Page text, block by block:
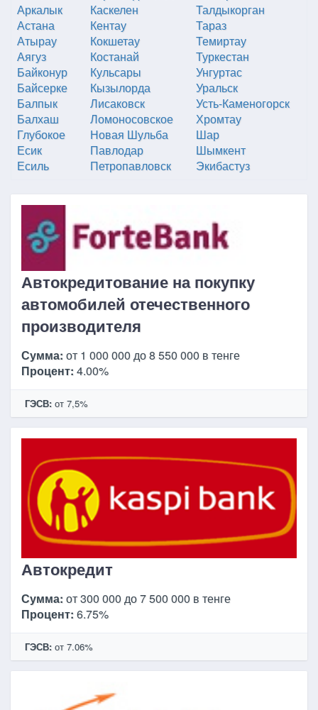
Аркалык
Астана
Атырау
Аягуз
Байконур
Байсерке
Балпык
Балхаш
Глубокое
Есик
Есиль
Каскелен
Кентау
Кокшетау
Костанай
Кульсары
Кызылорда
Лисаковск
Ломоносовское
Новая Шульба
Павлодар
Петропавловск
Талдыкорган
Тараз
Темиртау
Туркестан
Унгуртас
Уральск
Усть-Каменогорск
Хромтау
Шар
Шымкент
Экибастуз
Автокредитование на покупку
автомобилей отечественного
производителя
Сумма: от 1 000 000 до 8 550 000 в тенге
Процент: 4.00%
ГЭСВ: от 7,5%
Автокредит
Сумма: от 300 000 до 7 500 000 в тенге
Процент: 6.75%
ГЭСВ: от 7.06%